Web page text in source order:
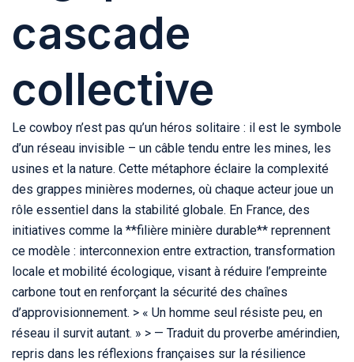
cascade
collective
Le cowboy n’est pas qu’un héros solitaire : il est le symbole
d’un réseau invisible – un câble tendu entre les mines, les
usines et la nature. Cette métaphore éclaire la complexité
des grappes minières modernes, où chaque acteur joue un
rôle essentiel dans la stabilité globale. En France, des
initiatives comme la **filière minière durable** reprennent
ce modèle : interconnexion entre extraction, transformation
locale et mobilité écologique, visant à réduire l’empreinte
carbone tout en renforçant la sécurité des chaînes
d’approvisionnement. > « Un homme seul résiste peu, en
réseau il survit autant. » > — Traduit du proverbe amérindien,
repris dans les réflexions françaises sur la résilience